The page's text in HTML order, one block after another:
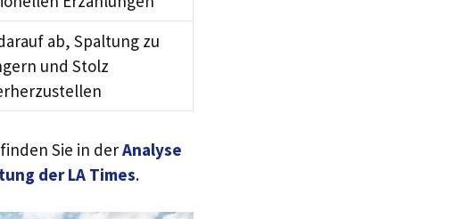
ab, Spaltung zu
und Stolz
Sie in derAnalyse
der LA Times.